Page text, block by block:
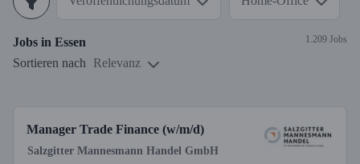
Jobs in Essen 1.209 Jobs
Sortieren nach Relevanz
Manager Trade Finance (w/m/d)
Salzgitter Mannesmann Handel GmbH